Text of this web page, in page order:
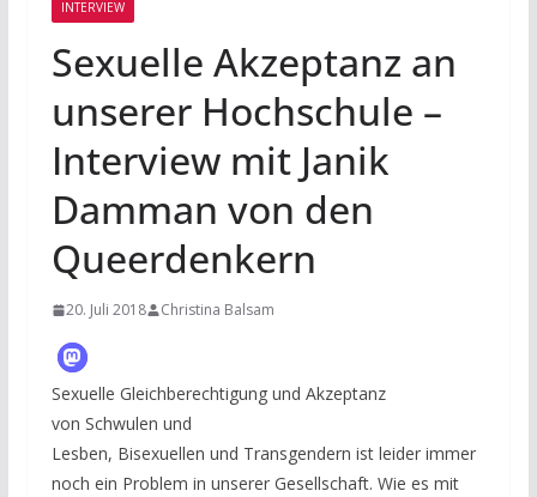
INTERVIEW
Sexuelle Akzeptanz an
unserer Hochschule –
Interview mit Janik
Damman von den
Queerdenkern
20. Juli 2018 Christina Balsam
Sexuelle Gleichberechtigung und Akzeptanz
von Schwulen und
Lesben, Bisexuellen und Transgendern ist leider immer
noch ein Problem in unserer Gesellschaft. Wie es mit